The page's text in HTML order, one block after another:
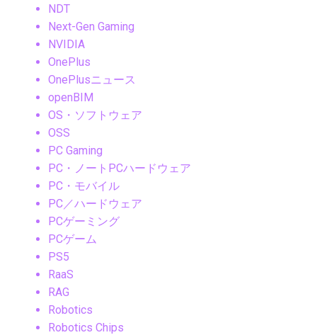
NDT
Next-Gen Gaming
NVIDIA
OnePlus
OnePlusニュース
openBIM
OS・ソフトウェア
OSS
PC Gaming
PC・ノートPCハードウェア
PC・モバイル
PC／ハードウェア
PCゲーミング
PCゲーム
PS5
RaaS
RAG
Robotics
Robotics Chips